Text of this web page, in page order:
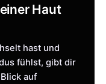
Haut
hast und
fühlst, gibt dir
auf